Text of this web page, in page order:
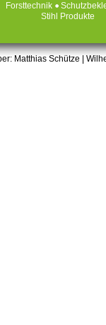
Forsttechnik
Stihl Produkte
Matthias Schütze |